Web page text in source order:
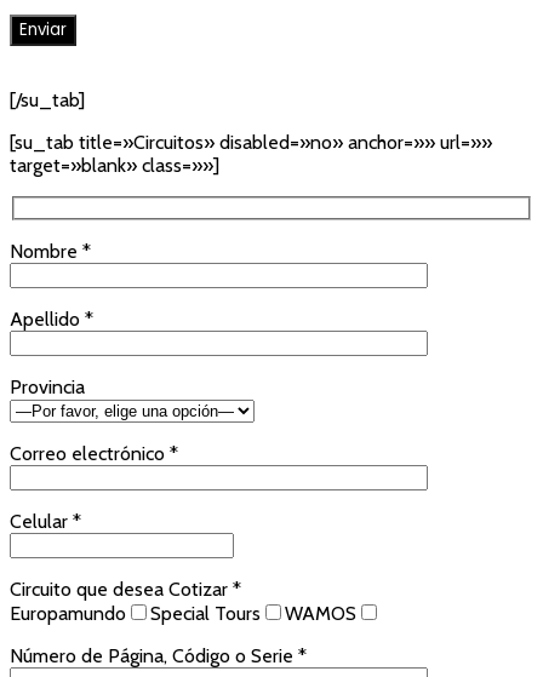
[/su_tab]
[su_tab title=»Circuitos» disabled=»no» anchor=»» url=»»
target=»blank» class=»»]
Nombre *
Apellido *
Provincia
Correo electrónico *
Celular *
Circuito que desea Cotizar *
Europamundo
Special Tours
WAMOS
Número de Página, Código o Serie *